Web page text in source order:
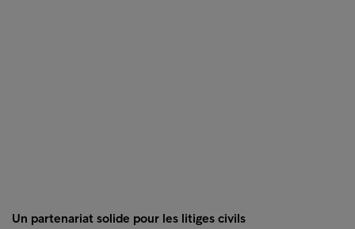
Un partenariat solide pour les litiges civils